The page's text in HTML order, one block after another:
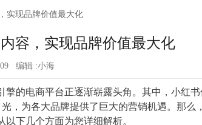
实现品牌价值最大化
容，实现品牌价值最大化
编辑 :小海
擎的电商平台正逐渐崭露头角。其中，小红书
，为各大品牌提供了巨大的营销机遇。那么
下几个方面为您详细解析。